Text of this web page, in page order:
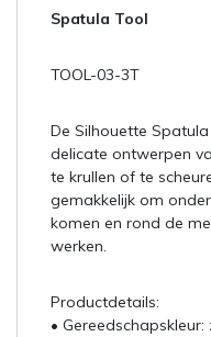
Spatula Tool
TOOL-03-3T
De Silhouette
delicate ontwerpen
te krullen of te
gemakkelijk om
komen en rond de
werken.
Productdetails:
•